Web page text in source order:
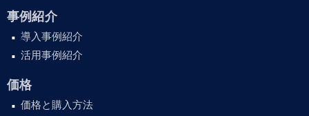
事例紹介
導入事例紹介
活用事例紹介
価格
価格と購入方法